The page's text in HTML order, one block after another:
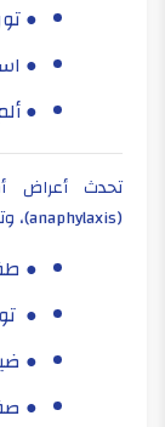
●
●
●
تحدث أعراض
(
anaphylaxis)،
●
●
●
●